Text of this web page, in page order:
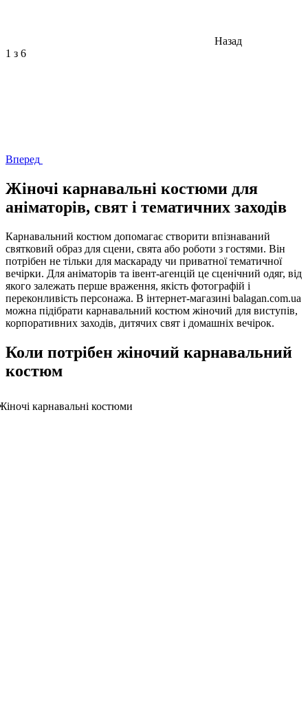
Назад
1 з 6
Вперед
Жіночі карнавальні костюми для
аніматорів, свят і тематичних заходів
Карнавальний костюм допомагає створити впізнаваний
святковий образ для сцени, свята або роботи з гостями. Він
потрібен не тільки для маскараду чи приватної тематичної
вечірки. Для аніматорів та івент-агенцій це сценічний одяг, від
якого залежать перше враження, якість фотографій і
переконливість персонажа. В інтернет-магазині balagan.com.ua
можна підібрати карнавальний костюм жіночий для виступів,
корпоративних заходів, дитячих свят і домашніх вечірок.
Коли потрібен жіночий карнавальний
костюм